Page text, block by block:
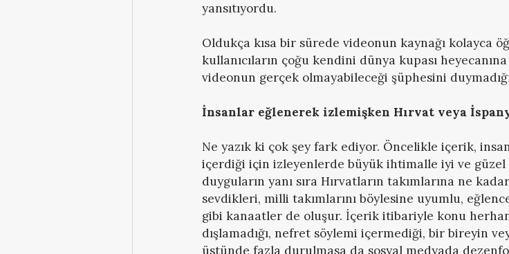
yansıtıyordu.
Oldukça kısa bir sürede videonun kaynağı kolayca
kullanıcıların çoğu kendini dünya kupası
videonun gerçek olmayabileceği şüphesini
İnsanlar eğlenerek izlemişken Hırvat veya
Ne yazık ki çok şey fark ediyor. Öncelikle içerik,
içerdiği için izleyenlerde büyük ihtimalle iyi ve güzel
duyguların yanı sıra Hırvatların takımlarına ne
sevdikleri, milli takımlarını böylesine uyumlu,
gibi kanaatler de oluşur. İçerik itibariyle konu
dışlamadığı, nefret söylemi içermediği, bir bireyin
üstünde fazla durulmasa da sosyal medyada